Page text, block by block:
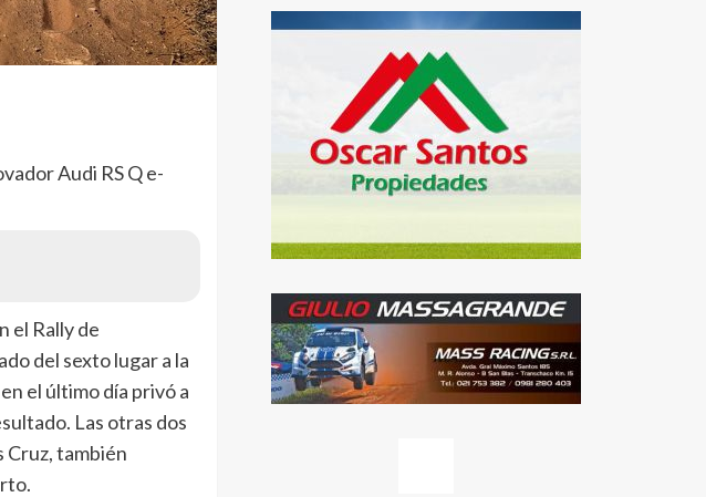
Audi RS Q e-
el Rally de
del sexto lugar a la
el último día privó a
Las otras dos
Cruz, también